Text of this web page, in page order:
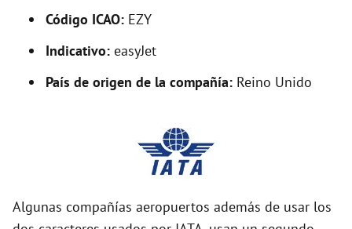
Código ICAO: EZY
Indicativo: easyJet
País de origen de la compañía: Reino Unido
Algunas compañías aeropuertos además de usar los